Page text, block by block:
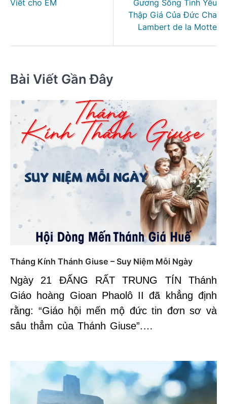
Viết cho EM
Gương Sống Tình Yêu
Thập Giá Của Đức Cha
Lambert de la Motte
Bài Viết Gần Đây
Tháng Kính Thánh Giuse – Suy Niệm Mỗi Ngày
Ngày 21 ĐẤNG RẤT TRUNG TÍN Thánh
Giáo hoàng Gioan Phaolô II đã khẳng định
rằng: “Giáo hội mến mộ đức tin đơn sơ và
sâu thẳm của Thánh Giuse”.…